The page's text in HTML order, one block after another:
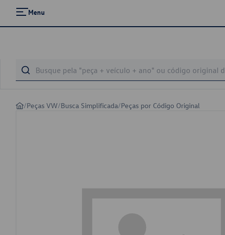
Menu
/Peças VW/Busca Simplificada/Peças por Código Original